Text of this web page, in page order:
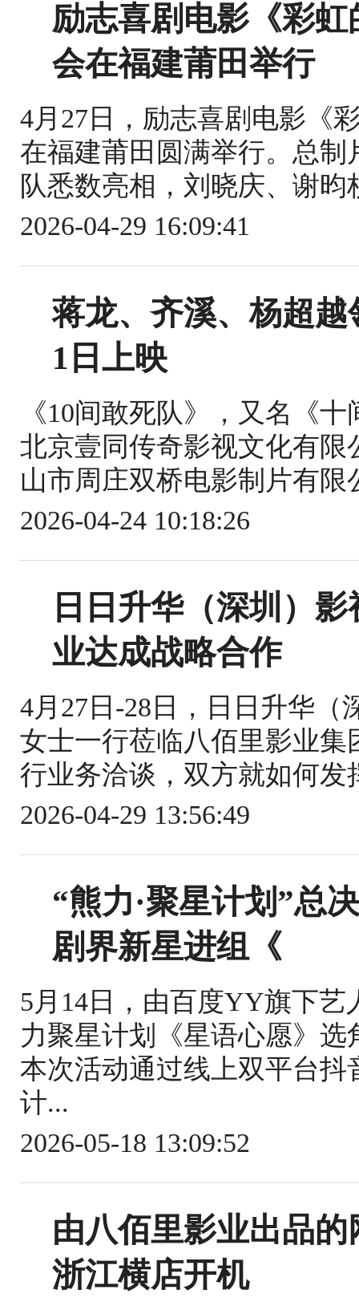
励志喜剧电影《彩
会在福建莆田举行
4月27日，励志喜剧电影《
在福建莆田圆满举行。总
队悉数亮相，刘晓庆、谢
2026-04-29 16:09:41
蒋龙、齐溪、杨超
1日上映
《10间敢死队》，又名《
北京壹同传奇影视文化有
山市周庄双桥电影制片有
2026-04-24 10:18:26
日日升华（深圳）
业达成战略合作
4月27日-28日，日日升华（
女士一行莅临八佰里影业
行业务洽谈，双方就如何
2026-04-29 13:56:49
“熊力·聚星计划”总
剧界新星进组《
5月14日，由百度YY旗下
力聚星计划《星语心愿》
本次活动通过线上双平台抖
计...
2026-05-18 13:09:52
由八佰里影业出品
浙江横店开机